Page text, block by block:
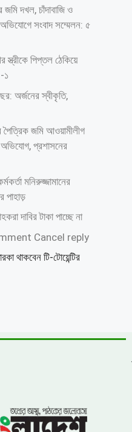
উপলক্ষে কাশিয়ানীতে
রাখতে কবির কে
জমি দখল, চাঁদাবাজি ও